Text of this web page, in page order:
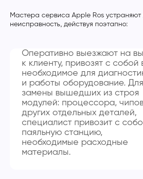
Мастера сервиса Apple Ros
неисправность, действуя поэтапно:
Оперативно выезжают на
к клиенту, привозят с собой
необходимое для
и работы оборудование. Для
замены вышедших из строя
модулей: процессора,
других отдельных деталей,
специалист привозит с
паяльную станцию,
необходимые расходные
материалы.